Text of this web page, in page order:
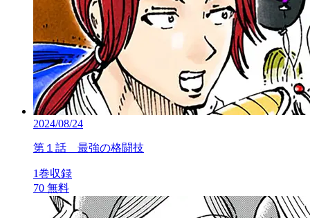
2024/08/24
第１話 最強の格闘技
1巻収録
70 無料